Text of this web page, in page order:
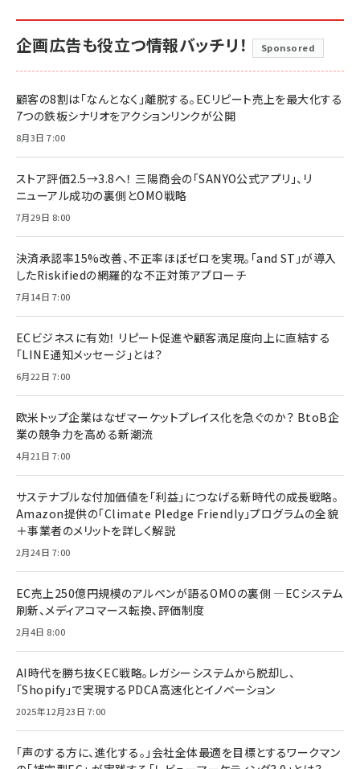
企画広告も役立つ情報バッチリ！ Sponsored
顧客の8割は「なんとなく」離脱する。ECリピート売上を最大化する
7つの鉄板シナリオをアクションリンクが公開
8月3日 7:00
ストア評価2.5→3.8へ！ 三陽商会の「SANYO公式アプリ」、リ
ニューアル成功の裏側とOMO戦略
7月29日 8:00
決済承認率15%改善、不正率ほぼゼロを実現。「and ST」が導入
したRiskifiedの網羅的な不正対策アプローチ
7月14日 7:00
ECビジネスに有効！ リピート促進や顧客満足度向上に直結する
「LINE通知メッセージ」とは？
6月22日 7:00
欧米トップ企業はなぜマーケットプレイス化を急ぐのか？ BtoB企
業の競争力を高める新潮流
4月21日 7:00
サステナブルな付加価値を「利益」につなげる新時代の成長戦略。
Amazon提供の「Climate Pledge Friendly」プログラムの全貌
＋事業者のメリットを詳しく解説
2月24日 7:00
EC売上250億円規模のアルペンが語るOMOの裏側 ―ECシステム
刷新、メディアコマース転換、評価制度
2月4日 8:00
AI時代を勝ち抜くEC戦略。レガシーシステムから脱却し、
「Shopify」で実現するPDCA高速化とイノベーション
2025年12月23日 7:00
「声のする方に、進化する。」会社全体最適を目標とするワークマン